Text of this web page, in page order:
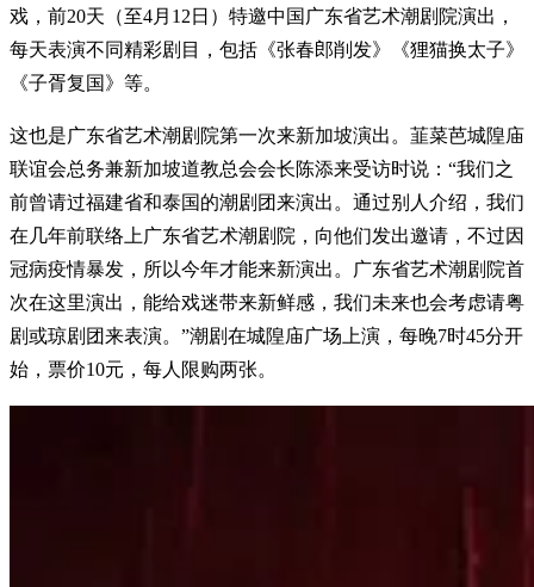
戏，前20天（至4月12日）特邀中国广东省艺术潮剧院演出，
每天表演不同精彩剧目，包括《张春郎削发》《狸猫换太子》
《子胥复国》等。
这也是广东省艺术潮剧院第一次来新加坡演出。韮菜芭城隍庙
联谊会总务兼新加坡道教总会会长陈添来受访时说：“我们之
前曾请过福建省和泰国的潮剧团来演出。通过别人介绍，我们
在几年前联络上广东省艺术潮剧院，向他们发出邀请，不过因
冠病疫情暴发，所以今年才能来新演出。广东省艺术潮剧院首
次在这里演出，能给戏迷带来新鲜感，我们未来也会考虑请粤
剧或琼剧团来表演。”潮剧在城隍庙广场上演，每晚7时45分开
始，票价10元，每人限购两张。